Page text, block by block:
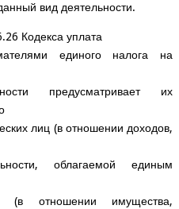
вид деятельности.
Кодекса уплата
единого налога на
предусматривает их
лиц (в отношении доходов,
облагаемой единым
(в отношении имущества,